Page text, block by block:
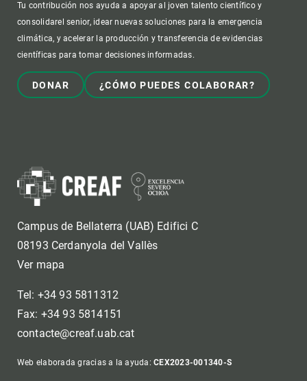
Tu contribución nos ayuda a apoyar al joven talento científico y
consolidarel senior, idear nuevas soluciones para la emergencia
climática, y acelerar la producción y transferencia de evidencias
científicas para tomar decisiones informadas.
DONAR ¿CÓMO PUEDES COLABORAR?
Campus de Bellaterra (UAB) Edifici C
08193 Cerdanyola del Vallès
Ver mapa
Tel: +34 93 5811312
Fax: +34 93 5814151
contacte@creaf.uab.cat
Web elaborada gracias a la ayuda:CEX2023-001340-S